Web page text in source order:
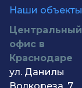
Наши объекты
Центральный
офис в
Краснодаре
ул. Данилы